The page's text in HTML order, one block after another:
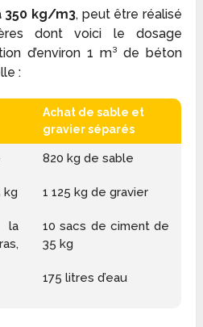
350 kg/m3, peut être réalisé
dont voici le dosage
d’environ 1 m³ de béton
:
Achat de sable et
gravier séparés
kg
la
820 kg de sable
1 125 kg de gravier
10 sacs de ciment de
35 kg
175 litres d’eau